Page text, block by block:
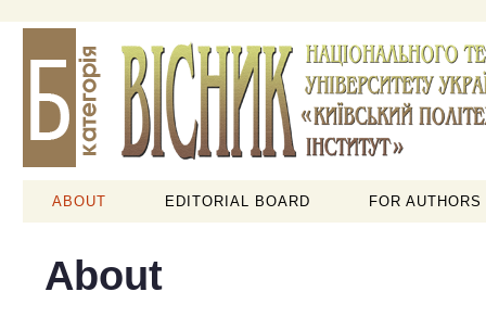
ABOUT EDITORIAL BOARD FOR AUTHORS
About